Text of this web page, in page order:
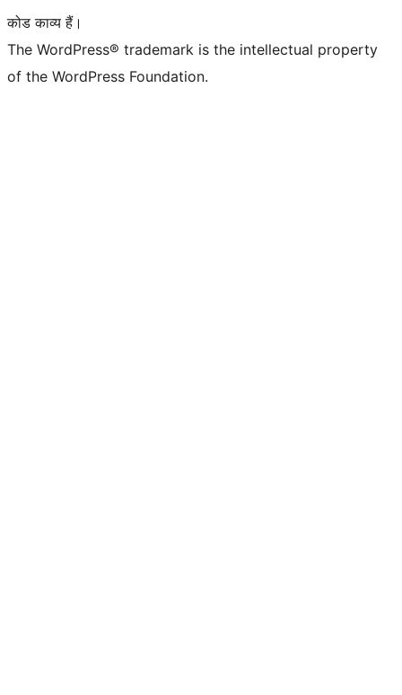
कोड काव्य हैं।
The WordPress® trademark is the intellectual property
of the WordPress Foundation.